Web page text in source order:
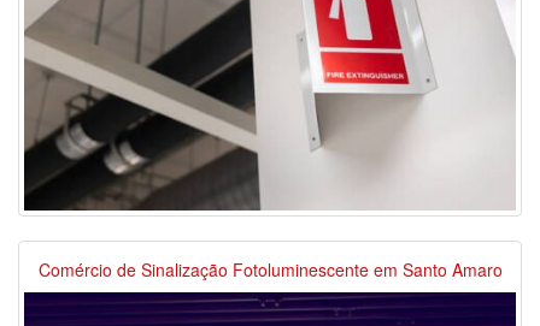
Comércio de Sinalização Fotoluminescente em Santo Amaro